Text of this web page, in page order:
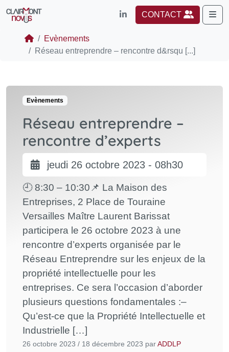
CONTACT
Evènements
Réseau entreprendre – rencontre d&rsqu [...]
Evènements
Réseau entreprendre –
rencontre d’experts
jeudi 26 octobre 2023 - 08h30
🕘 8:30 – 10:30📌 La Maison des
Entreprises, 2 Place de Touraine
Versailles Maître Laurent Barissat
participera le 26 octobre 2023 à une
rencontre d’experts organisée par le
Réseau Entreprendre sur les enjeux de la
propriété intellectuelle pour les
entreprises. Ce sera l’occasion d’aborder
plusieurs questions fondamentales :–
Qu’est-ce que la Propriété Intellectuelle et
Industrielle […]
26 octobre 2023 / 18 décembre 2023 parADDLP